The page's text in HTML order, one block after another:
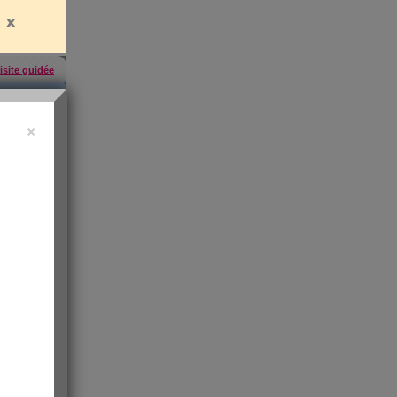
guidée
santé
de
infos
×